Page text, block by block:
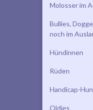
Molosser im
Bullies,
noch im
Hündinnen
Rüden
Handicap-
Oldies